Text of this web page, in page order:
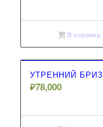
В корзину
УТРЕННИЙ БРИЗ
₽78,000